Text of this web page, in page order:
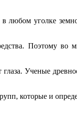
любом уголке
Поэтому во
Ученые
которые и